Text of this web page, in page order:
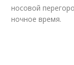
носовой
ночное время.